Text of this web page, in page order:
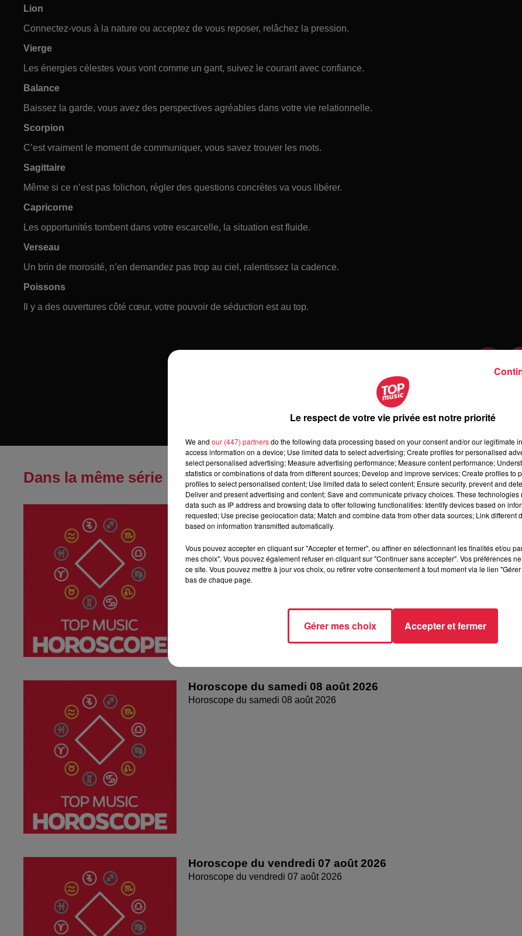
Lion
Connectez-vous à la nature ou acceptez de vous reposer, relâchez la pression.
Vierge
Les énergies célestes vous vont comme un gant, suivez le courant avec confiance.
Balance
Baissez la garde, vous avez des perspectives agréables dans votre vie relationnelle.
Scorpion
C’est vraiment le moment de communiquer, vous savez trouver les mots.
Sagittaire
Même si ce n’est pas folichon, régler des questions concrètes va vous libérer.
Capricorne
Les opportunités tombent dans votre escarcelle, la situation est fluide.
Verseau
Un brin de morosité, n’en demandez pas trop au ciel, ralentissez la cadence.
Poissons
Il y a des ouvertures côté cœur, votre pouvoir de séduction est au top.
Dans la même série
Horoscope du dimanche 09 août 2026
Horoscope du dimanche 09 août 2026
Horoscope du samedi 08 août 2026
Horoscope du samedi 08 août 2026
Horoscope du vendredi 07 août 2026
Horoscope du vendredi 07 août 2026
Le respect de votre vie privée est notre priorité
We and our (447) partnersdo the following data processing based on your consent and/or our legitimate
access information on a device; Use limited data to select advertising; Create profiles for personalised
select personalised advertising; Measure advertising performance; Measure content performance;
statistics or combinations of data from different sources; Develop and improve services; Create profiles to
profiles to select personalised content; Use limited data to select content; Ensure security, prevent and
Deliver and present advertising and content; Save and communicate privacy choices. These technologies
data such as IP address and browsing data to offer following functionalities: Identify devices based on
requested; Use precise geolocation data; Match and combine data from other data sources; Link different
based on information transmitted automatically.
Vous pouvez accepter en cliquant sur "Accepter et fermer", ou affiner en sélectionnant les finalités et/ou
mes choix". Vous pouvez également refuser en cliquant sur "Continuer sans accepter". Vos préférences
ce site. Vous pouvez mettre à jour vos choix, ou retirer votre consentement à tout moment via le lien
bas de chaque page.
Gérer mes choix Accepter et fermer